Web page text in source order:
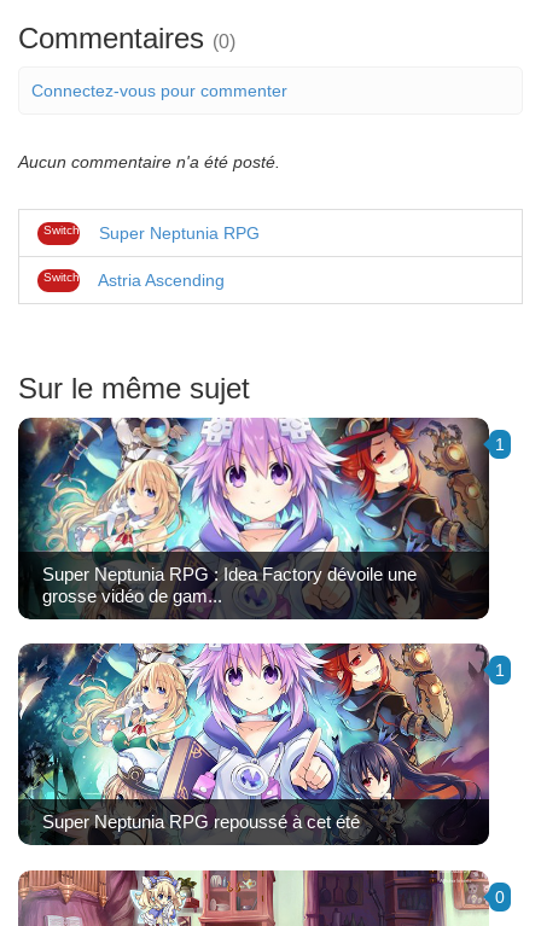
Commentaires (0)
Connectez-vous pour commenter
Aucun commentaire n'a été posté.
Switch Super Neptunia RPG
Switch Astria Ascending
Sur le même sujet
1
Super Neptunia RPG : Idea Factory dévoile une
grosse vidéo de gam...
1
Super Neptunia RPG repoussé à cet été
0